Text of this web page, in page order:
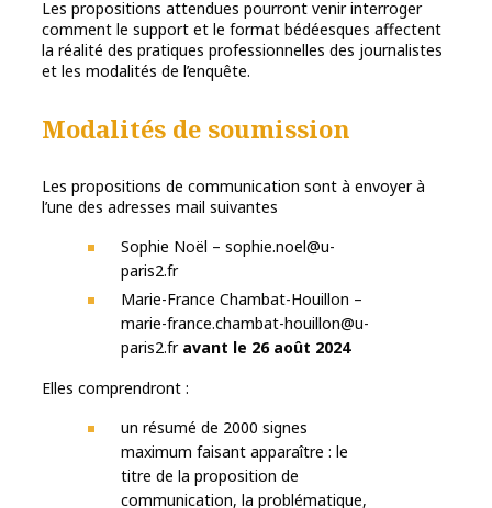
Les propositions attendues pourront venir interroger
comment le support et le format bédéesques affectent
la réalité des pratiques professionnelles des journalistes
et les modalités de l’enquête.
Modalités de soumission
Les propositions de communication sont à envoyer à
l’une des adresses mail suivantes
Sophie Noël – sophie.noel@u-
paris2.fr
Marie-France Chambat-Houillon –
marie-france.chambat-houillon@u-
paris2.fr avant le 26 août 2024
Elles comprendront :
un résumé de 2000 signes
maximum faisant apparaître : le
titre de la proposition de
communication, la problématique,